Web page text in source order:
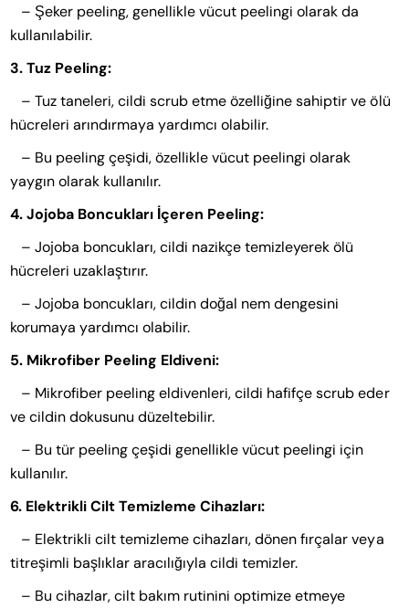
– Şeker peeling, genellikle vücut peelingi olarak da
kullanılabilir.
3. Tuz Peeling:
– Tuz taneleri, cildi scrub etme özelliğine sahiptir ve ölü
hücreleri arındırmaya yardımcı olabilir.
– Bu peeling çeşidi, özellikle vücut peelingi olarak
yaygın olarak kullanılır.
4. Jojoba Boncukları İçeren Peeling:
– Jojoba boncukları, cildi nazikçe temizleyerek ölü
hücreleri uzaklaştırır.
– Jojoba boncukları, cildin doğal nem dengesini
korumaya yardımcı olabilir.
5. Mikrofiber Peeling Eldiveni:
– Mikrofiber peeling eldivenleri, cildi hafifçe scrub eder
ve cildin dokusunu düzeltebilir.
– Bu tür peeling çeşidi genellikle vücut peelingi için
kullanılır.
6. Elektrikli Cilt Temizleme Cihazları:
– Elektrikli cilt temizleme cihazları, dönen fırçalar veya
titreşimli başlıklar aracılığıyla cildi temizler.
– Bu cihazlar, cilt bakım rutinini optimize etmeye